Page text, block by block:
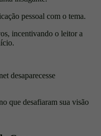
pessoal com o tema.
incentivando o leitor a
desaparecesse
que desafiaram sua visão